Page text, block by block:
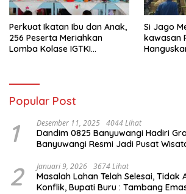
Perkuat Ikatan Ibu dan Anak,
256 Peserta Meriahkan
Lomba Kolase IGTKI
Si Jago
kawasan
Popular Post
1 Desember 11, 2025 4044 Lihat
Dandim 0825 Banyuwangi Hadiri
Banyuwangi Resmi Jadi Pusat
2 Januari 9, 2026 3674 Lihat
Masalah Lahan Telah Selesai, Tidak
Konflik, Bupati Buru : Tambang